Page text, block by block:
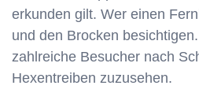
erkunden gilt. Wer einen
und den Brocken
zahlreiche Besucher nach
Hexentreiben zuzusehen.